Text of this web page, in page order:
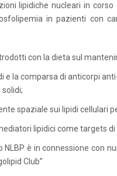
lipidiche nucleari in
in pazienti con
con la dieta sul
e la comparsa di anticorpi
spaziale sui lipidi cellulari
lipidici come targets
NLBP è in connessione con
Club”